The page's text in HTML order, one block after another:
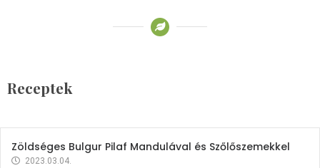
Receptek
2023.03.06.
Zöldséges Bulgur Pilaf Mandulával és Szőlőszemekkel
2023.03.04.